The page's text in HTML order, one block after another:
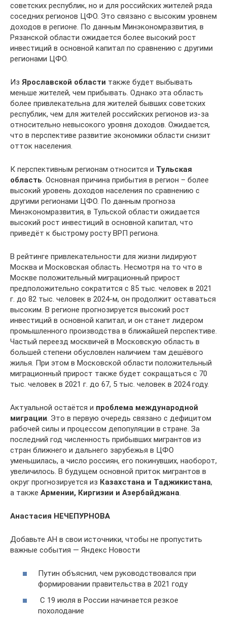
советских республик, но и для российских жителей ряда
соседних регионов ЦФО. Это связано с высоким уровнем
доходов в регионе. По данным Минэкономразвития, в
Рязанской области ожидается более высокий рост
инвестиций в основной капитал по сравнению с другими
регионами ЦФО.
Из Ярославской области также будет выбывать
меньше жителей, чем прибывать. Однако эта область
более привлекательна для жителей бывших советских
республик, чем для жителей российских регионов из-за
относительно невысокого уровня доходов. Ожидается,
что в перспективе развитие экономики области снизит
отток населения.
К перспективным регионам относится и Тульская
область . Основная причина прибытия в регион – более
высокий уровень доходов населения по сравнению с
другими регионами ЦФО. По данным прогноза
Минэкономразвития, в Тульской области ожидается
высокий рост инвестиций в основной капитал, что
приведёт к быстрому росту ВРП региона.
В рейтинге привлекательности для жизни лидируют
Москва и Московская область. Несмотря на то что в
Москве положительный миграционный прирост
предположительно сократится с 85 тыс. человек в 2021
г. до 82 тыс. человек в 2024-м, он продолжит оставаться
высоким. В регионе прогнозируется высокий рост
инвестиций в основной капитал, и он станет лидером
промышленного производства в ближайшей перспективе.
Частый переезд москвичей в Московскую область в
большей степени обусловлен наличием там дешёвого
жилья. При этом в Московской области положительный
миграционный прирост также будет сокращаться с 70
тыс. человек в 2021 г. до 67, 5 тыс. человек в 2024 году.
Актуальной остаётся и проблема международной
миграции . Это в первую очередь связано с дефицитом
рабочей силы и процессом депопуляции в стране. За
последний год численность прибывших мигрантов из
стран ближнего и дальнего зарубежья в ЦФО
уменьшилась, а число россиян, его покинувших, наоборот,
увеличилось. В будущем основной приток мигрантов в
округ прогнозируется из Казахстана и Таджикистана,
а также Армении, Киргизии и Азербайджана
Анастасия НЕЧЕПУРНОВА
Добавьте АН в свои источники, чтобы не пропустить
важные события — Яндекс Новости
Путин объяснил, чем руководствовался при
формировании правительства в 2021 году
C 19 июля в России начинается резкое
похолодание